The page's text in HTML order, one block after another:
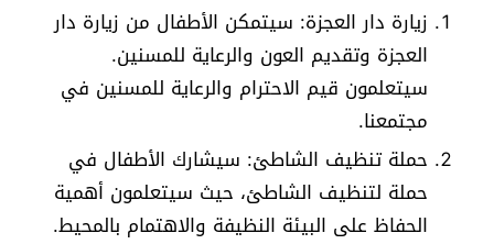
زيارة دار العجزة: سيتمكن الأطفال من زيارة دار
العجزة وتقديم العون والرعاية للمسنين.
سيتعلمون قيم الاحترام والرعاية للمسنين في
مجتمعنا.
حملة تنظيف الشاطئ: سيشارك الأطفال في
حملة لتنظيف الشاطئ، حيث سيتعلمون أهمية
الحفاظ على البيئة النظيفة والاهتمام بالمحيط.